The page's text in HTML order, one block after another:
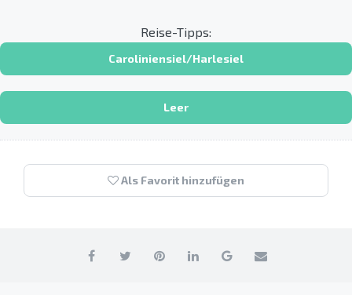
Reise-Tipps:
Caroliniensiel/Harlesiel
Leer
Als Favorit hinzufügen